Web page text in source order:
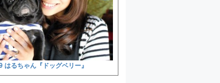
はるちゃん『ドッグベリー』